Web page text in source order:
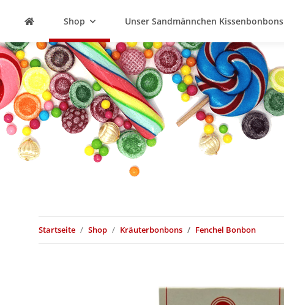
Shop Unser Sandmännchen Kissenbonbons
Startseite Shop Kräuterbonbons Fenchel Bonbon